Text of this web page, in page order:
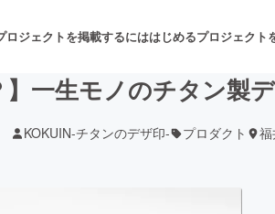
ロジェクトを掲載するにははじめるプロジェクト
】一生モノのチタン製
KOKUIN-チタンのデザ印- プロダクト